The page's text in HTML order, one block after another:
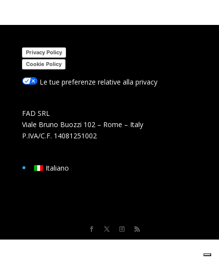
Privacy Policy
Cookie Policy
Le tue preferenze relative alla privacy
FAD SRL
Viale Bruno Buozzi 102 – Rome – Italy
P.IVA/C.F. 14081251002
Italiano